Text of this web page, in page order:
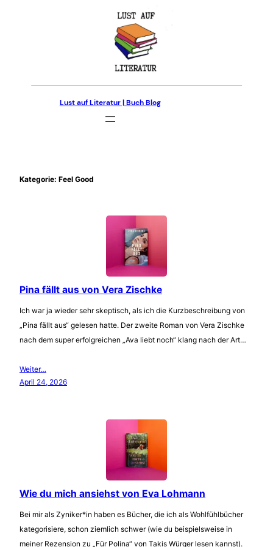
Lust auf Literatur | Buch Blog
Kategorie: Feel Good
Pina fällt aus von Vera Zischke
Ich war ja wieder sehr skeptisch, als ich die Kurzbeschreibung von
„Pina fällt aus“ gelesen hatte. Der zweite Roman von Vera Zischke
nach dem super erfolgreichen „Ava liebt noch“ klang nach der Art…
Weiter…
April 24, 2026
Wie du mich ansiehst von Eva Lohmann
Bei mir als Zyniker*in haben es Bücher, die ich als Wohlfühlbücher
kategorisiere, schon ziemlich schwer (wie du beispielsweise in
meiner Rezension zu „Für Polina“ von Takis Würger lesen kannst).